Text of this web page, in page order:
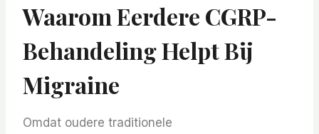
Waarom Eerdere CGRP-
Behandeling Helpt Bij
Migraine
Omdat oudere traditionele